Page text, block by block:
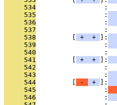
     534
:
     535
                 :
     536
                 :
     537
:
     538
+ + ]:
     539
                 :
     540
:
     541
+ + ]:
     542
:
     543
                 :
     544
- + ]:
     545
                 :
     546
                 :